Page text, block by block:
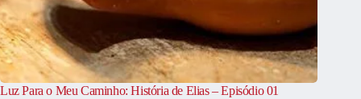
Luz Para o Meu Caminho: História de Elias – Episódio 01